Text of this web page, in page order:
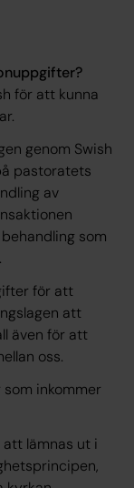
för att kunna
genom Swish
pastoratets
av
som
för att
att
även för att
oss.
inkommer
lämnas ut i